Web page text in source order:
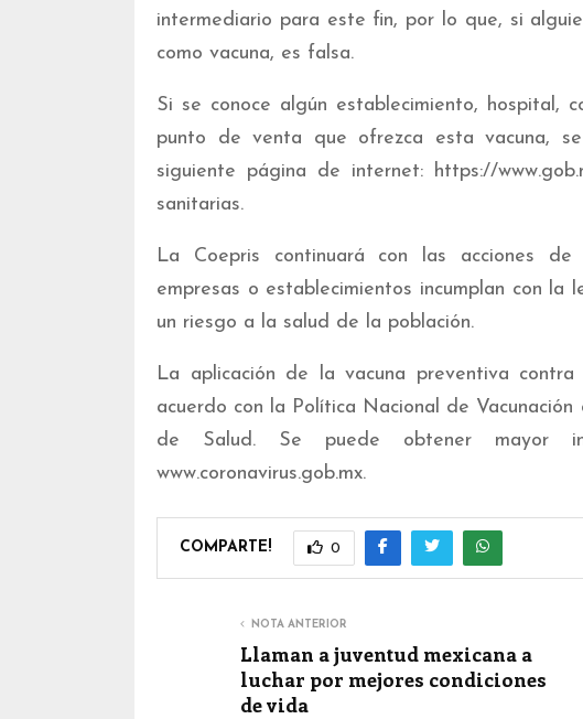
intermediario para este fin, por lo que, si
como vacuna, es falsa.
Si se conoce algún establecimiento, hospital,
punto de venta que ofrezca esta vacuna,
siguiente página de internet: https://
sanitarias.
La Coepris continuará con las acciones
empresas o establecimientos incumplan con
un riesgo a la salud de la población.
La aplicación de la vacuna preventiva
acuerdo con la Política Nacional de
de Salud. Se puede obtener mayor
www.coronavirus.gob.mx.
COMPARTE! 0
NOTA ANTERIOR
Llaman a juventud mexicana a
luchar por mejores condiciones
de vida